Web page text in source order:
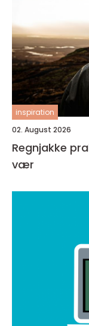
inspiration
02. August 2026
Regnjakke praktisk beskyttelse i all slags
vær